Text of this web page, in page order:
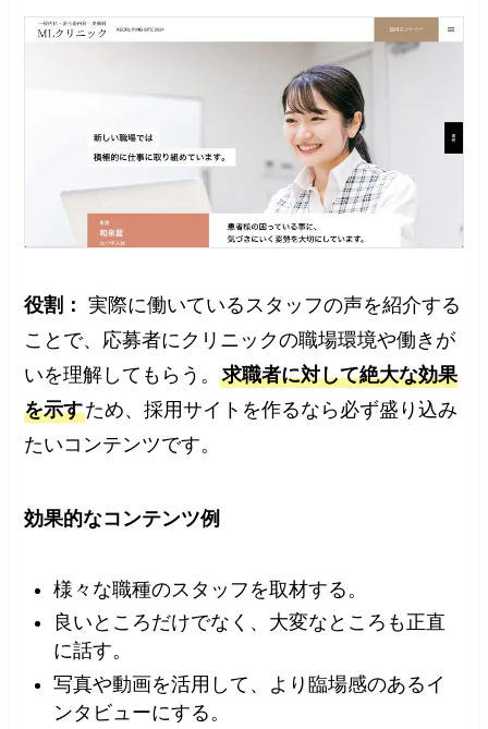
役割： 実際に働いているスタッフの声を紹介する
ことで、応募者にクリニックの職場環境や働きが
いを理解してもらう。求職者に対して絶大な効果
を示すため、採用サイトを作るなら必ず盛り込み
たいコンテンツです。
効果的なコンテンツ例
様々な職種のスタッフを取材する。
良いところだけでなく、大変なところも正直
に話す。
写真や動画を活用して、より臨場感のあるイ
ンタビューにする。